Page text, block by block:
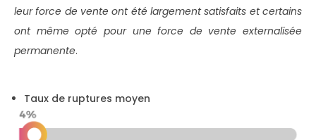
leur force de vente ont été largement satisfaits et certains
ont même opté pour une force de vente externalisée
permanente.
Taux de ruptures moyen